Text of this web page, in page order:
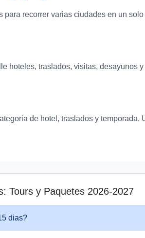
para recorrer varias ciudades en un
hoteles, traslados, visitas, desayunos
de hotel, traslados y temporada.
Tours y Paquetes 2026-2027
dias?